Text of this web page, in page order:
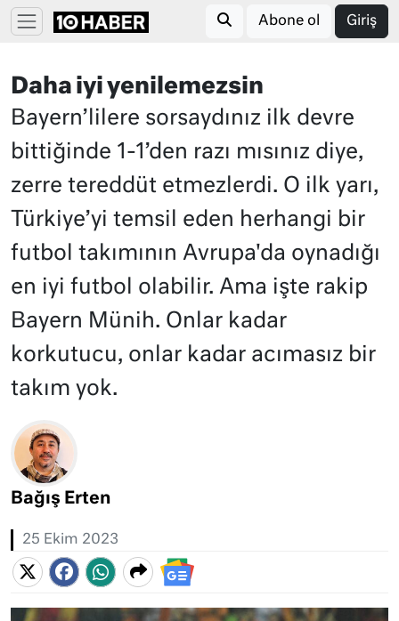
Abone ol Giriş
Daha iyi yenilemezsin
Bayern’lilere sorsaydınız ilk devre
bittiğinde 1-1’den razı mısınız diye,
zerre tereddüt etmezlerdi. O ilk yarı,
Türkiye’yi temsil eden herhangi bir
futbol takımının Avrupa'da oynadığı
en iyi futbol olabilir. Ama işte rakip
Bayern Münih. Onlar kadar
korkutucu, onlar kadar acımasız bir
takım yok.
Bağış Erten
25 Ekim 2023